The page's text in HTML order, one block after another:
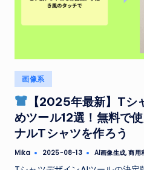
Posted
in
画像系
【2025年最新】Tシ
めツール12選！無料で
ナルTシャツを作ろう
Posted
Mika 2025-08-13
Tags: AI画像生成,商用